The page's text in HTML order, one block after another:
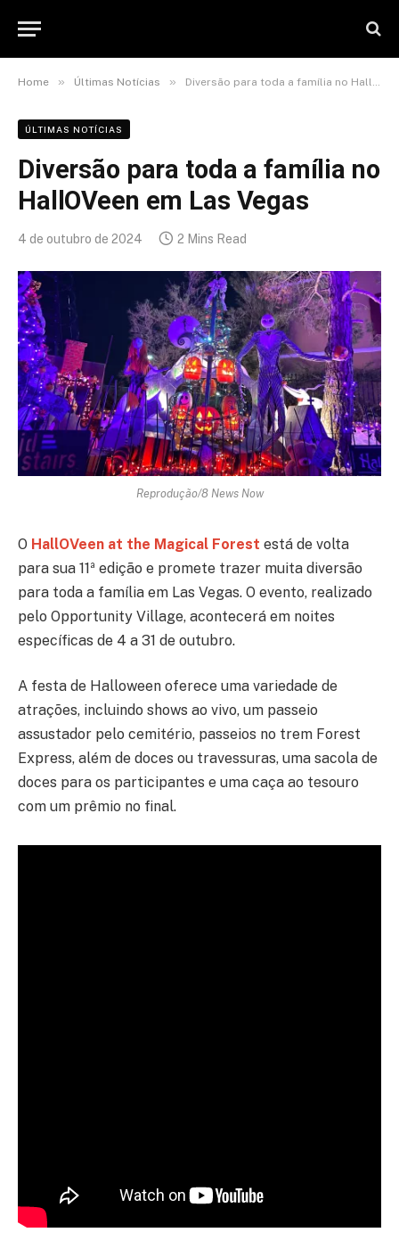
Home » Últimas Notícias » Diversão para toda a família no HallOVeen em Las Vegas
ÚLTIMAS NOTÍCIAS
Diversão para toda a família no
HallOVeen em Las Vegas
4 de outubro de 2024 2 Mins Read
Reprodução/8 News Now
O HallOVeen at the Magical Forest está de volta
para sua 11ª edição e promete trazer muita diversão
para toda a família em Las Vegas. O evento, realizado
pelo Opportunity Village, acontecerá em noites
específicas de 4 a 31 de outubro.
A festa de Halloween oferece uma variedade de
atrações, incluindo shows ao vivo, um passeio
assustador pelo cemitério, passeios no trem Forest
Express, além de doces ou travessuras, uma sacola de
doces para os participantes e uma caça ao tesouro
com um prêmio no final.